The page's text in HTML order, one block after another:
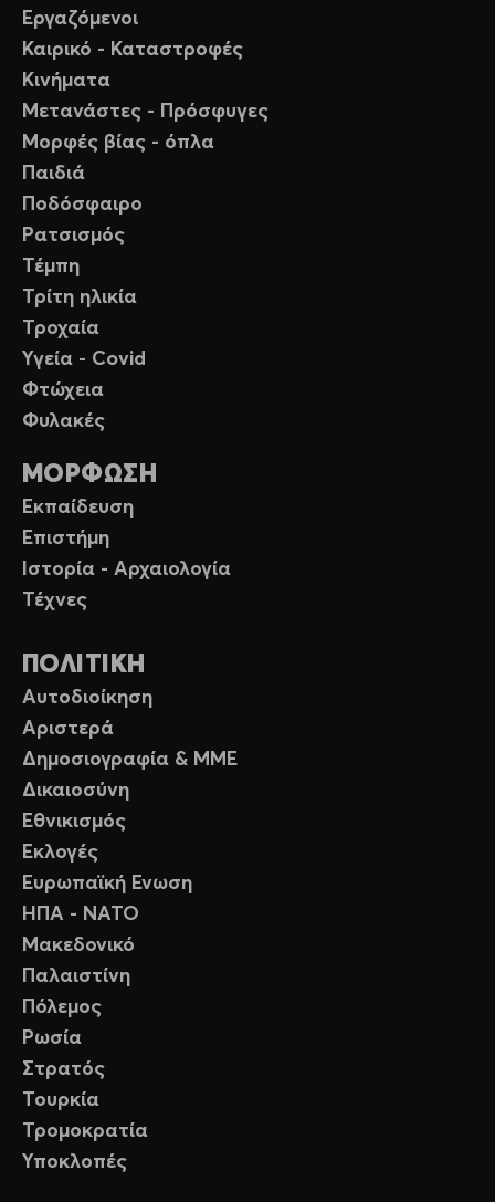
Εργαζόμενοι
Καιρικό - Καταστροφές
Κινήματα
Μετανάστες - Πρόσφυγες
Μορφές βίας - όπλα
Παιδιά
Ποδόσφαιρο
Ρατσισμός
Τέμπη
Τρίτη ηλικία
Τροχαία
Υγεία - Covid
Φτώχεια
Φυλακές
ΜΟΡΦΩΣΗ
Εκπαίδευση
Επιστήμη
Ιστορία - Αρχαιολογία
Τέχνες
ΠΟΛΙΤΙΚΗ
Αυτοδιοίκηση
Αριστερά
Δημοσιογραφία & ΜΜΕ
Δικαιοσύνη
Εθνικισμός
Εκλογές
Ευρωπαϊκή Ενωση
ΗΠΑ - ΝΑΤΟ
Μακεδονικό
Παλαιστίνη
Πόλεμος
Ρωσία
Στρατός
Τουρκία
Τρομοκρατία
Υποκλοπές